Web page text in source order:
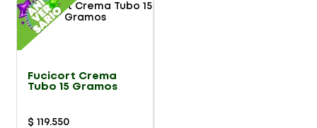
Fucicort Crema
Tubo 15 Gramos
$ 119.550